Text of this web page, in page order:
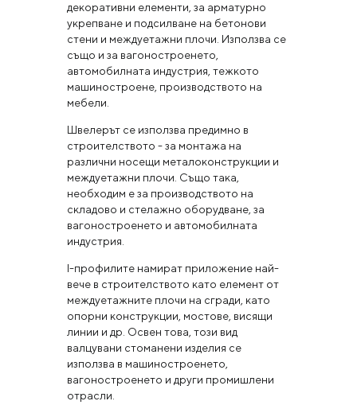
декоративни елементи, за арматурно
укрепване и подсилване на бетонови
стени и междуетажни плочи. Използва се
също и за вагоностроенето,
автомобилната индустрия, тежкото
машиностроене, производството на
мебели.
Швелерът се използва предимно в
строителството - за монтажа на
различни носещи металоконструкции и
междуетажни плочи. Също така,
необходим е за производството на
складово и стелажно оборудване, за
вагоностроенето и автомобилната
индустрия.
I-профилите намират приложение най-
вече в строителството като елемент от
междуетажните плочи на сгради, като
опорни конструкции, мостове, висящи
линии и др. Освен това, този вид
валцувани стоманени изделия се
използва в машиностроенето,
вагоностроенето и други промишлени
отрасли.